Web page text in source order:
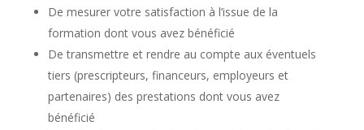
De mesurer votre satisfaction à l’issue de la
formation dont vous avez bénéficié
De transmettre et rendre au compte aux éventuels
tiers (prescripteurs, financeurs, employeurs et
partenaires) des prestations dont vous avez
bénéficié